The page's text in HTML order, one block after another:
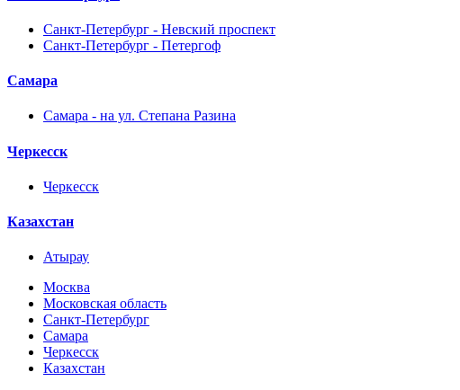
Санкт-Петербург - Невский проспект
Санкт-Петербург - Петергоф
Самара
Самара - на ул. Степана Разина
Черкесск
Черкесск
Казахстан
Атырау
Москва
Московская область
Санкт-Петербург
Самара
Черкесск
Казахстан